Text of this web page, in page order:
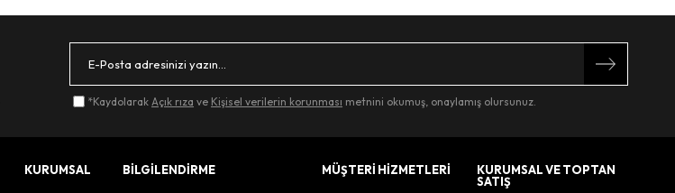
*Kaydolarak Açık rıza ve Kişisel verilerin korunması metnini okumuş, onaylamış olursunuz.
KURUMSAL BİLGİLENDİRME MÜŞTERİ HİZMETLERİ
KURUMSAL VE TOPTAN
SATIŞ